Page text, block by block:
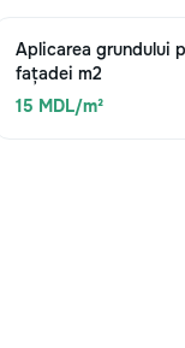
Aplicarea grundului
fațadei m2
15 MDL/m²